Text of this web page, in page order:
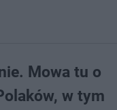
Mowa tu o
w tym